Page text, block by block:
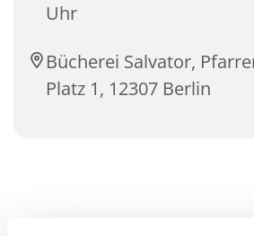
Uhr
Bücherei Salvator,
Platz 1, 12307 Berlin